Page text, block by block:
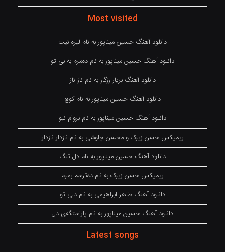
Most visited
دانلود آهنگ حسین میناپور به نام لیره نیت
دانلود آهنگ حسین میناپور به نام دەمرم بە بی تو
دانلود آهنگ بریار رزگار به نام ناز ناز
دانلود آهنگ حسین میناپور به نام کوچ
دانلود آهنگ حسین میناپور به نام بروام نبو
ریمیکس حسن زیرک و محسن چاوشی به نام نازدار نازدار
دانلود آهنگ حسین میناپور به نام دل تنگ
ریمیکس حسن زیرک به نام دەترسم بمرم
دانلود آهنگ طاهر ابراهیمی به نام دلی تو
دانلود آهنگ حسین میناپور به نام پاراستگەی دل
Latest songs